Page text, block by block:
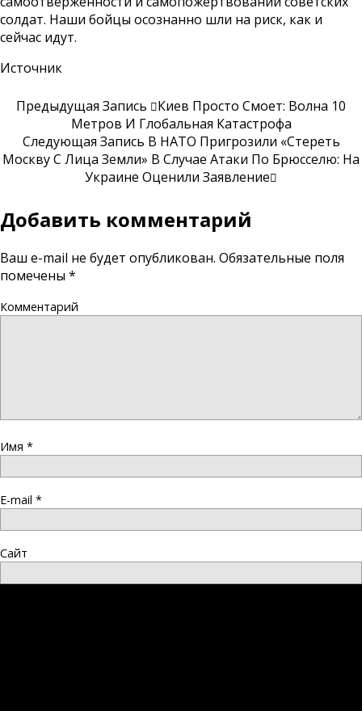
солдат. Наши бойцы осознанно шли на риск, как и
сейчас идут.
Источник
Предыдущая Запись
Киев Просто Смоет: Волна 10
Метров И Глобальная Катастрофа
Следующая Запись В НАТО Пригрозили «стереть
Москву С Лица Земли» В Случае Атаки По Брюсселю: На
Украине Оценили Заявление
Добавить комментарий
Ваш e-mail не будет опубликован. Обязательные поля
помечены *
Комментарий
Имя *
E-mail *
Сайт